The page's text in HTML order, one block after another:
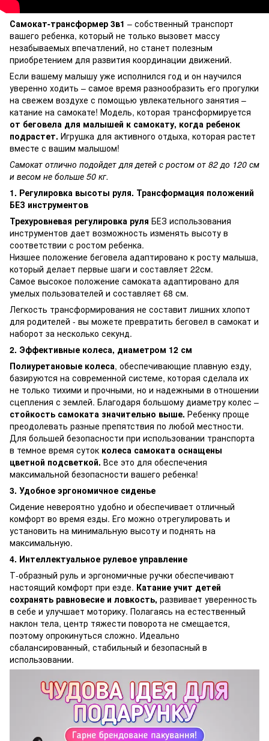
Самокат-трансформер 3в1 – собственный транспорт
вашего ребенка, который не только вызовет массу
незабываемых впечатлений, но станет полезным
приобретением для развития координации движений.
Если вашему малышу уже исполнился год и он научился
уверенно ходить – самое время разнообразить его прогулки
на свежем воздухе с помощью увлекательного занятия –
катание на самокате! Модель, которая трансформируется
от беговела для малышей к самокату, когда ребенок
подрастет. Игрушка для активного отдыха, которая растет
вместе с вашим малышом!
Самокат отлично подойдет для детей с ростом от 82 до 120 см
и весом не больше 50 кг.
1. Регулировка высоты руля. Трансформация положений
БЕЗ инструментов
Трехуровневая регулировка руля БЕЗ использования
инструментов дает возможность изменять высоту в
соответствии с ростом ребенка.
Низшее положение беговела адаптировано к росту малыша,
который делает первые шаги и составляет 22см.
Самое высокое положение самоката адаптировано для
умелых пользователей и составляет 68 см.
Легкость трансформирования не составит лишних хлопот
для родителей - вы можете превратить беговел в самокат и
наборот за несколько секунд.
2. Эффективные колеса, диаметром 12 см
Полиуретановые колеса, обеспечивающие плавную езду,
базируются на современной системе, которая сделала их
не только тихими и прочными, но и надежными в отношении
сцепления с землей. Благодаря большому диаметру колес –
стойкость самоката значительно выше. Ребенку проще
преодолевать разные препятствия по любой местности.
Для большей безопасности при использовании транспорта
в темное время суток колеса самоката оснащены
цветной подсветкой. Все это для обеспечения
максимальной безопасности вашего ребенка!
3. Удобное эргономичное сиденье
Сидение невероятно удобно и обеспечивает отличный
комфорт во время езды. Его можно отрегулировать и
установить на минимальную высоту и поднять на
максимальную.
4. Интеллектуальное рулевое управление
Т-образный руль и эргономичные ручки обеспечивают
настоящий комфорт при езде. Катание учит детей
сохранять равновесие и ловкость, развивает уверенность
в себе и улучшает моторику. Полагаясь на естественный
наклон тела, центр тяжести поворота не смещается,
поэтому опрокинуться сложно. Идеально
сбалансированный, стабильный и безопасный в
использовании.